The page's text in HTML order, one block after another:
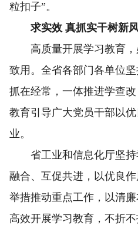
粒扣子”。
求实效 真抓实干树新
高质量开展学习教育，
致用。全省各部门各单位坚
抓在经常，一体推进学查
教育引导广大党员干部以
业。
省工业和信息化厅坚持
融合、互促共进，以优良
举措推动重点工作，以清
高效开展学习教育，不折